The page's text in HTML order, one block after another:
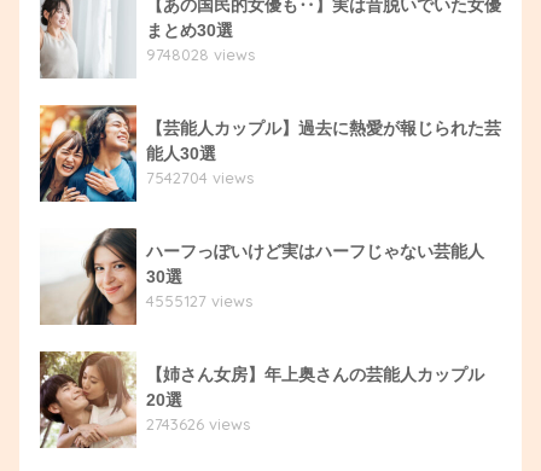
【あの国民的女優も‥】実は昔脱いでいた女優
まとめ30選
9748028 views
【芸能人カップル】過去に熱愛が報じられた芸
能人30選
7542704 views
ハーフっぽいけど実はハーフじゃない芸能人
30選
4555127 views
【姉さん女房】年上奥さんの芸能人カップル
20選
2743626 views